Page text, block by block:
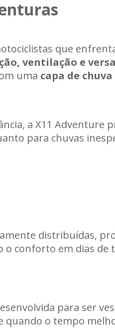
que
ventilação e
uma capa de
a X11
para chuvas
distribuídas,
conforto em dias de
para ser
o tempo